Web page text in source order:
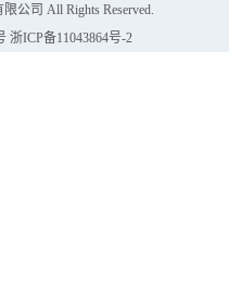
公司 All Rights Reserved.
浙ICP备11043864号-2